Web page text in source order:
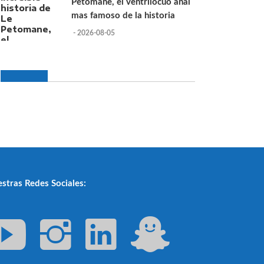
Petomane, el ventrilocuo anal
mas famoso de la historia
- 2026-08-05
Redes Sociales: